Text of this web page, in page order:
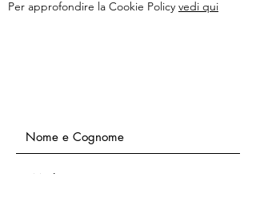
Per approfondire la Cookie Policy vedi qui